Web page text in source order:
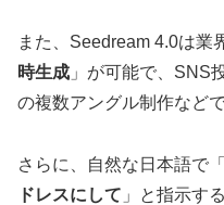
また、Seedream 4.0は業
時生成 」が可能で、SNS
の複数アングル制作など
さらに、自然な日本語で「
ドレスにして 」と指示す